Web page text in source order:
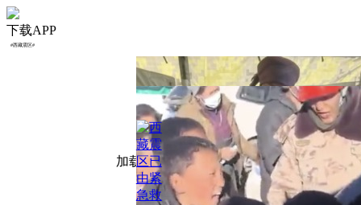
下载APP
#西藏震区#
子弟兵发放过冬物资，西藏
震区孩子们穿新衣啦！
暖闻湃
2025-01-09
听到这首歌就有力量！西藏
震区小朋友与子弟兵共唱国
歌
暖闻湃
2025-01-08
西藏震区已由紧急救援转为
安置阶段，震区高寒缺氧切
勿自行前往救援
2025-01-08
加载失败，请点击重试